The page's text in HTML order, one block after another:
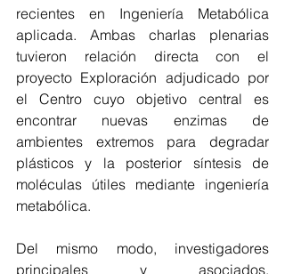
recientes en Ingeniería Metabólica
aplicada. Ambas charlas plenarias
tuvieron relación directa con el
proyecto Exploración adjudicado por
el Centro cuyo objetivo central es
encontrar nuevas enzimas de
ambientes extremos para degradar
plásticos y la posterior síntesis de
moléculas útiles mediante ingeniería
metabólica.
Del mismo modo, investigadores